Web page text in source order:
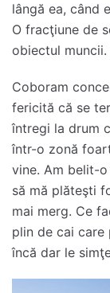
lângă ea, când
O fracţiune de
obiectul muncii.
Coboram
fericită că se
întregi la drum
într-o zonă
vine. Am belit-
să mă plăteşti
mai merg. Ce
plin de cai care
încă dar le